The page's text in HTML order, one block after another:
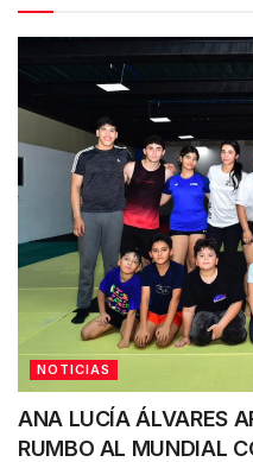
NOTICIAS
ANA LUCÍA ÁLVARES
RUMBO AL MUNDIAL